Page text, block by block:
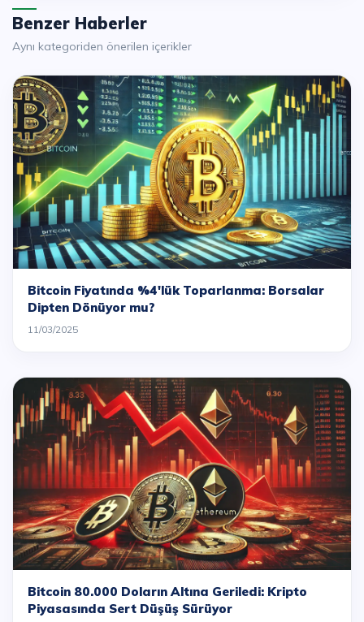
Benzer Haberler
Aynı kategoriden önerilen içerikler
Bitcoin Fiyatında %4'lük Toparlanma: Borsalar
Dipten Dönüyor mu?
11/03/2025
Bitcoin 80.000 Doların Altına Geriledi: Kripto
Piyasasında Sert Düşüş Sürüyor